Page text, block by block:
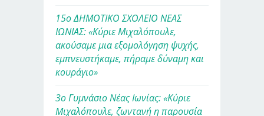
15ο ΔΗΜΟΤΙΚΟ ΣΧΟΛΕΙΟ ΝΕΑΣ
ΙΩΝΙΑΣ: «Κύριε Μιχαλόπουλε,
ακούσαμε μια εξομολόγηση ψυχής,
εμπνευστήκαμε, πήραμε δύναμη και
κουράγιο»
3ο Γυμνάσιο Νέας Ιωνίας: «Κύριε
Μιχαλόπουλε, ζωντανή η παρουσία